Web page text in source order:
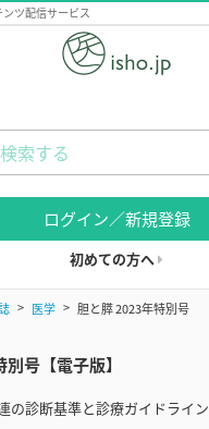
ツ配信サービス
ログイン／新規登録
初めての方へ
医学 胆と膵 2023年特別号
号【電子版】
の診断基準と診療ガイドライン